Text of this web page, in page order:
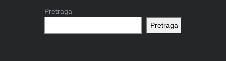
Pretraga
Pretraga